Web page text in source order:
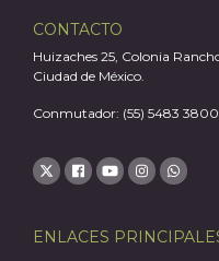
CONTACTO
Huizaches 25, Colonia
Ciudad de México.
Conmutador: (55) 5483 3800
ENLACES